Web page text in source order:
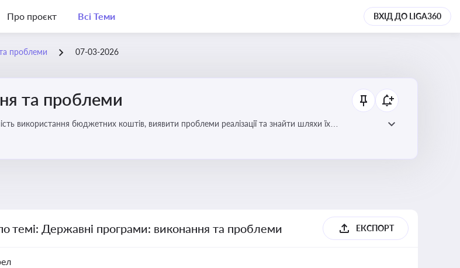
Про проєкт Всі Теми ВХІД ДО LIGA360
проблеми 07-03-2026
та проблеми
використання бюджетних коштів, виявити проблеми реалізації та знайти шляхи їх
темі: Державні програми: виконання та проблеми ЕКСПОРТ